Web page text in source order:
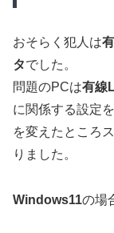
おそらく犯人は
タでした。
問題のPCは有線
に関係する設定
を変えたところ
りました。
Windows11の場